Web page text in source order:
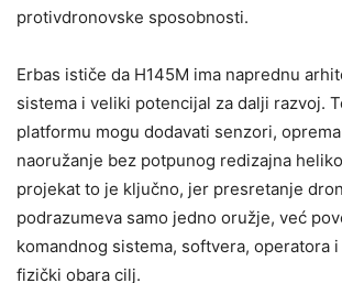
protivdronovske sposobnosti.
Erbas ističe da H145M ima naprednu
sistema i veliki potencijal za dalji razvoj.
platformu mogu dodavati senzori,
naoružanje bez potpunog redizajna
projekat to je ključno, jer presretanje
podrazumeva samo jedno oružje, već
komandnog sistema, softvera, operatora
fizički obara cilj.